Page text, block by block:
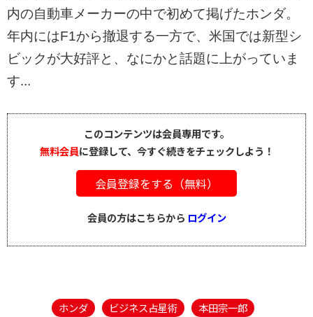
内の自動車メーカーの中で初めて掲げたホンダ。
年内にはF1から撤退する一方で、米国では新型シ
ビックが大好評と、なにかと話題に上がっていま
す...
このコンテンツは会員専用です。
無料会員に登録して、今すぐ続きをチェックしよう！
会員登録をする（無料）
会員の方はこちらから ログイン
ホンダ ビジネス占星術
本田宗一郎